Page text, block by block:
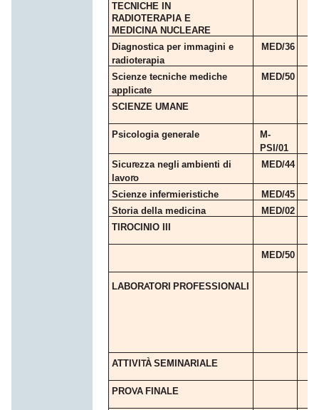
TECNICHE IN
RADIOTERAPIA E
MEDICINA NUCLEARE
Diagnostica per immagini e
radioterapia
MED/36
Scienze tecniche mediche
applicate
MED/50
SCIENZE UMANE
Psicologia generale
M-
PSI/01
Sicurezza negli ambienti di
lavoro
MED/44
Scienze infermieristiche MED/45
Storia della medicina MED/02
TIROCINIO III
MED/50
LABORATORI PROFESSIONALI
ATTIVITÀ SEMINARIALE
PROVA FINALE